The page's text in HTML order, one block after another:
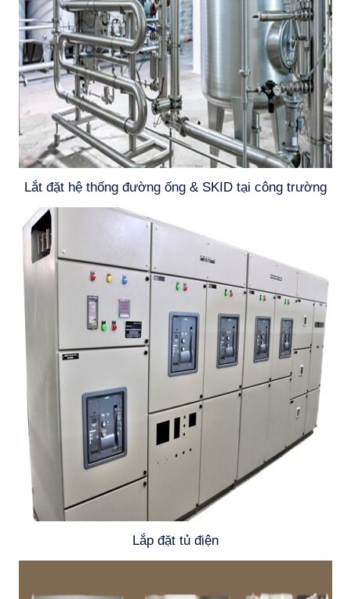
Lắt đặt hệ thống đường ống & SKID tại công trường
Lắp đặt tủ điện